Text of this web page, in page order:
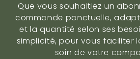
Que vous souhaitiez un
commande ponctuelle,
et la quantité selon ses
simplicité, pour vous faciliter
soin de votre